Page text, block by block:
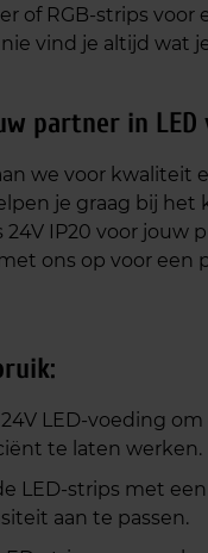
of RGB-strips voor
vind je altijd wat
partner in
we voor kwaliteit
je graag bij het
24V IP20 voor jouw
ons op voor een
LED-voeding
te laten werken.
LED-strips met
aan te passen.